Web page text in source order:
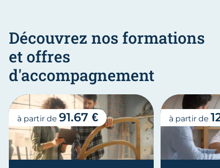
Découvrez nos formations
et offres
d'accompagnement
à partir de 91.67 € à partir de